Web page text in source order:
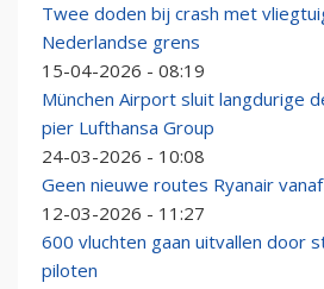
Twee doden bij crash met
Nederlandse grens
15-04-2026 - 08:19
München Airport sluit langdurige
pier Lufthansa Group
24-03-2026 - 10:08
Geen nieuwe routes Ryanair
12-03-2026 - 11:27
600 vluchten gaan uitvallen door
piloten